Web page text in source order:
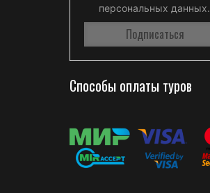
персональных данных.
Способы оплаты туров